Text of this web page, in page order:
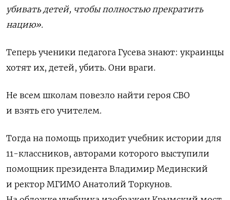
убивать детей, чтобы полностью прекратить
нацию».
Теперь ученики педагога Гусева знают: украинцы
хотят их, детей, убить. Они враги.
Не всем школам повезло найти героя СВО
и взять его учителем.
Тогда на помощь приходит учебник истории для
11-классников, авторами которого выступили
помощник президента Владимир Мединский
и ректор МГИМО Анатолий Торкунов.